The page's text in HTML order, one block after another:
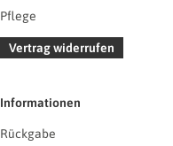
Pflege
Vertrag widerrufen
Informationen
Rückgabe